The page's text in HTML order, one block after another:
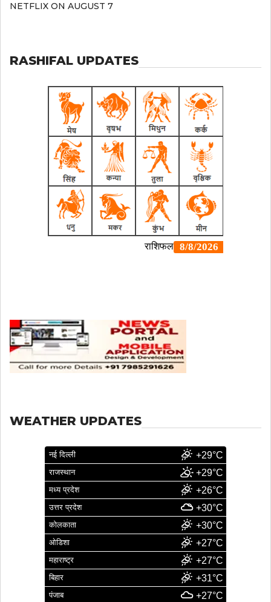
NETFLIX ON AUGUST 7
RASHIFAL UPDATES
WEATHER UPDATES
नई दिल्ली +29°C
राजस्थान +29°C
मध्य प्रदेश +26°C
उत्तर प्रदेश +30°C
कोलकाता +30°C
ओडिशा +27°C
महाराष्ट्र +27°C
बिहार +31°C
पंजाब +27°C